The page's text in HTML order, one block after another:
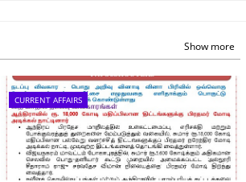
Show more
CURRENT AFFAIRS